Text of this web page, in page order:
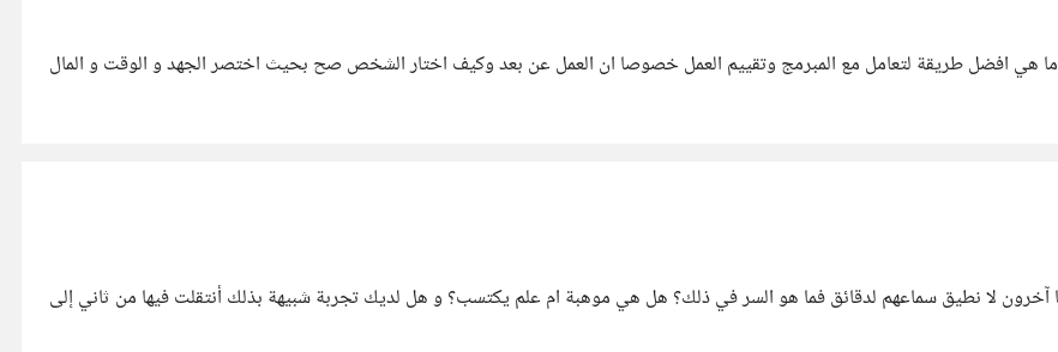
السلام عليكم عندي مشروع برمجي (موقع و تطبيق) من تجاربكم ما هي افضل طريقة لتعامل مع المبرمج وتقييم العمل خصوصا ان العمل عن بعد وكيف اختار الشخص صح بحيث اختصر الجهد و الوقت و المال
يتحدث أشخاص لساعات طوال، ننصت لهم ونحن مستمتعين، بينما آخرون لا نطيق سماعهم لدقائق فما هو السر في ذلك؟ هل هي موهبة ام علم يكتسب؟ و هل لديك تجربة شبيهة بذلك أنتقلت فيها من ثاني إلى